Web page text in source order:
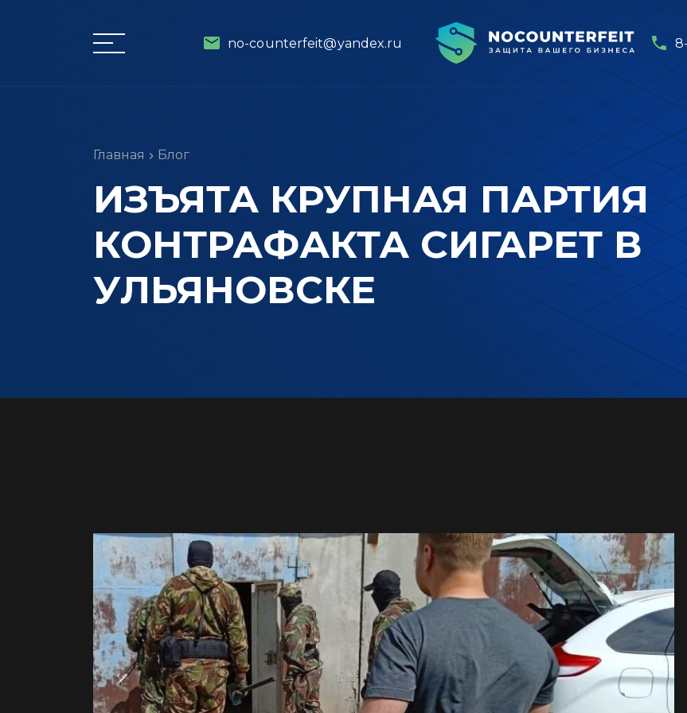
no-counterfeit@yandex.ru
Главная Блог
ИЗЪЯТА КРУПНАЯ ПАРТИЯ
КОНТРАФАКТА СИГАРЕТ В
УЛЬЯНОВСКЕ